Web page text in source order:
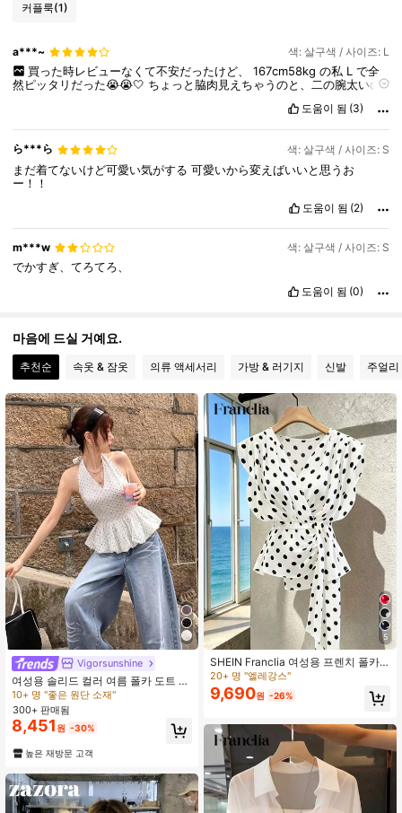
4.85 24K 팔로워
커플룩(1)
a***~ 색: 살구색 / 사이즈: L
買った時レビューなくて不安だったけど、 167cm58kg の私 L で全
然ピッタリだった😭😭🤍 ちょっと脇肉見えちゃうのと、二の腕太いの
도움이 됨 (3)
ら***ら 색: 살구색 / 사이즈: S
まだ着てないけど可愛い気がする可愛いから変えばいいと思うお
ー！！
도움이 됨 (2)
m***w 색: 살구색 / 사이즈: S
でかすぎ、てろてろ、
도움이 됨 (0)
마음에 드실 거예요.
추천순 속옷 & 잠옷 의류 액세서리 가방 & 러기지 신발 주얼
Vigorsunshine
여성용 솔리드 컬러 여름 폴카 도트 디
자인 러플 헴 홀터넥 백리스 크롭 탑,
허리 밴딩, 민소매 화이트, 바캉스룩
10+ 명 "좋은 원단 소재"
300+ 판매됨
8,451 원 -30%
높은 재방문 고객
5
SHEIN Franclia 여성용 프렌치 폴카
도트 브이넥 프리미엄 메쉬 민소매 블
라우스, 패셔너블한 타이업 플러터 슬
리브 쉬폰 탱크탑
20+ 명 "엘레강스"
9,690원 -26%